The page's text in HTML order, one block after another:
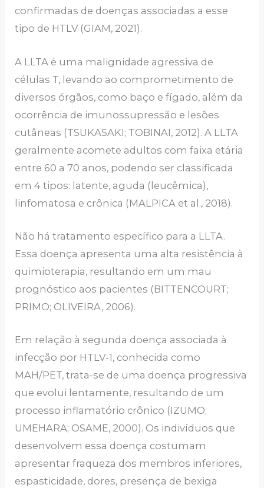
confirmadas de doenças associadas a esse
tipo de HTLV (GIAM, 2021).
A LLTA é uma malignidade agressiva de
células T, levando ao comprometimento de
diversos órgãos, como baço e fígado, além da
ocorrência de imunossupressão e lesões
cutâneas (TSUKASAKI; TOBINAI, 2012). A LLTA
geralmente acomete adultos com faixa etária
entre 60 a 70 anos, podendo ser classificada
em 4 tipos: latente, aguda (leucêmica),
linfomatosa e crônica (MALPICA et al., 2018).
Não há tratamento específico para a LLTA.
Essa doença apresenta uma alta resistência à
quimioterapia, resultando em um mau
prognóstico aos pacientes (BITTENCOURT;
PRIMO; OLIVEIRA, 2006).
Em relação à segunda doença associada à
infecção por HTLV-1, conhecida como
MAH/PET, trata-se de uma doença progressiva
que evolui lentamente, resultando de um
processo inflamatório crônico (IZUMO;
UMEHARA; OSAME, 2000). Os indivíduos que
desenvolvem essa doença costumam
apresentar fraqueza dos membros inferiores,
espasticidade, dores, presença de bexiga